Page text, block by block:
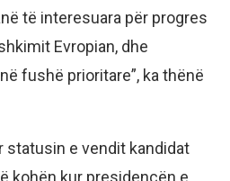
të interesuara për progres
Evropian, dhe
fushë prioritare”, ka thënë
statusin e vendit kandidat
kohën kur presidencën e